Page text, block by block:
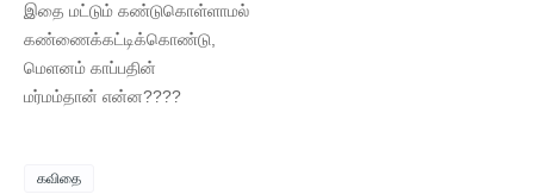
இதை மட்டும் கண்டுகொள்ளாமல்
கண்ணைக்கட்டிக்கொண்டு,
மெளனம் காப்பதின்
மர்மம்தான் என்ன????
கவிதை